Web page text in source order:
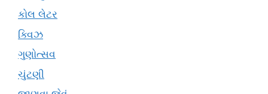
કોલ લેટર
ક્વિઝ
ગુણોત્સવ
ચુંટણી